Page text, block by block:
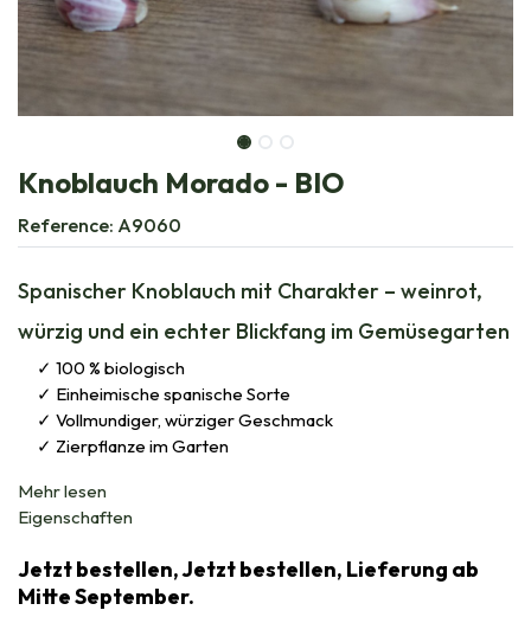
Knoblauch Morado - BIO
Reference: A9060
Spanischer Knoblauch mit Charakter – weinrot,
würzig und ein echter Blickfang im Gemüsegarten
100 % biologisch
Einheimische spanische Sorte
Vollmundiger, würziger Geschmack
Zierpflanze im Garten
Mehr lesen
Eigenschaften
Jetzt bestellen, Jetzt bestellen, Lieferung ab
Mitte September.